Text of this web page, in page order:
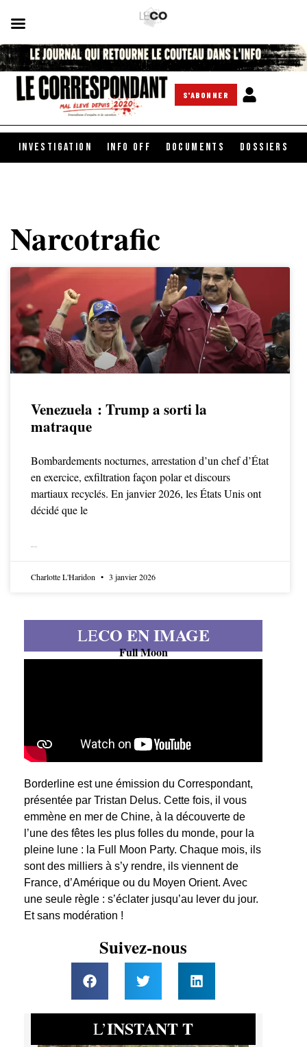
S'ABONNER
INVESTIGATION INFO OFF DOCUMENTS DOSSIERS
Narcotrafic
Venezuela : Trump a sorti la
matraque
Bombardements nocturnes, arrestation d’un chef d’État
en exercice, exfiltration façon polar et discours
martiaux recyclés. En janvier 2026, les États Unis ont
décidé que le
Charlotte L'Haridon 3 janvier 2026
LECO EN IMAGE
Full Moon
Borderline est une émission du Correspondant,
présentée par Tristan Delus. Cette fois, il vous
emmène en mer de Chine, à la découverte de
l’une des fêtes les plus folles du monde, pour la
pleine lune : la Full Moon Party. Chaque mois, ils
sont des milliers à s’y rendre, ils viennent de
France, d’Amérique ou du Moyen Orient. Avec
une seule règle : s’éclater jusqu’au lever du jour.
Et sans modération !
Suivez-nous
L’INSTANT T